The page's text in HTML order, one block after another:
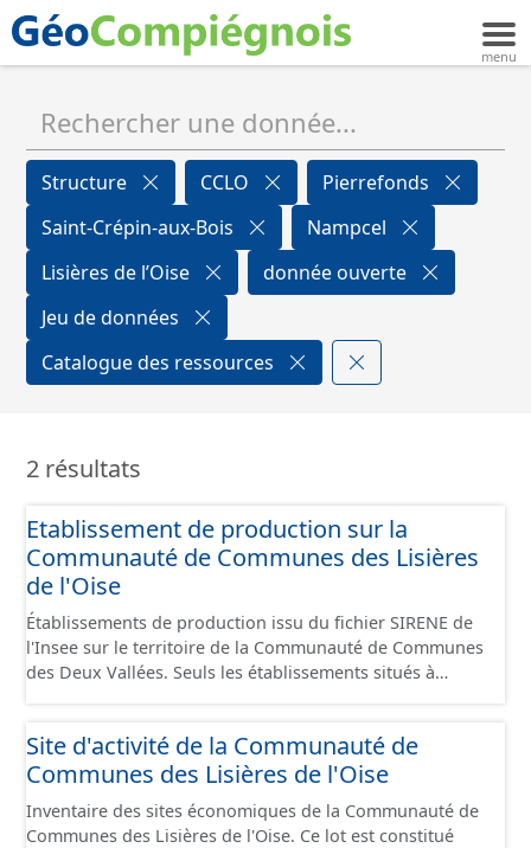
Structure CCLO
Pierrefonds
Saint-Crépin-aux-Bois
Nampcel
Lisières de l’Oise
donnée ouverte
Jeu de données
Catalogue des ressources
2 résultats
Etablissement de production sur la
Communauté de Communes des Lisières
de l'Oise
Établissements de production issu du fichier SIRENE de
l'Insee sur le territoire de la Communauté de Communes
des Deux Vallées. Seuls les établissements situés à
conformément aux prescriptions du standard CNIG Sites
Économiques. Ce lot ne contient pas la référence aux
delà des prescriptions du CNIG se limitant aux SCI.
Site d'activité de la Communauté de
Communes des Lisières de l'Oise
Inventaire des sites économiques de la Communauté de
Communes des Lisières de l'Oise. Ce lot est constitué